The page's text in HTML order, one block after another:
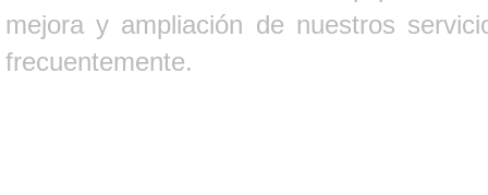
mejora y ampliación de nuestros
frecuentemente.